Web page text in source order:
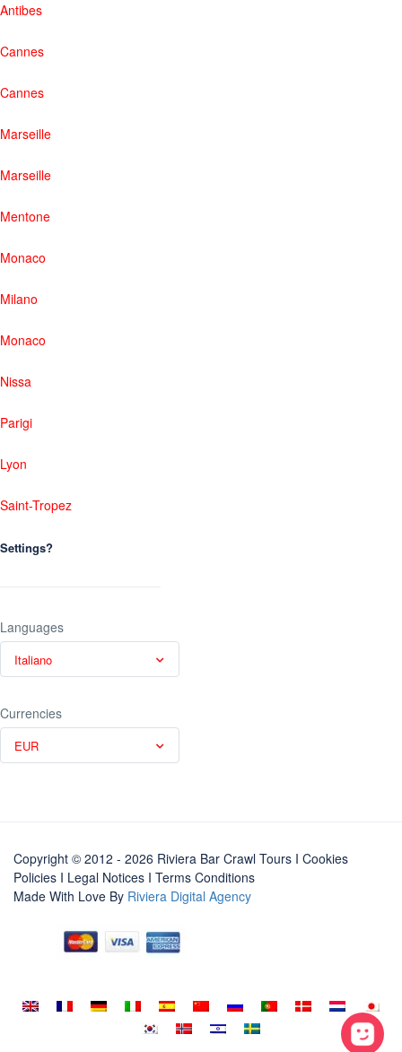
Antibes
Cannes
Cannes
Marseille
Marseille
Mentone
Monaco
Milano
Monaco
Nissa
Parigi
Lyon
Saint-Tropez
Settings?
Languages
Italiano
Currencies
EUR
Copyright © 2012 - 2026 Riviera Bar Crawl Tours I Cookies
Policies I Legal Notices I Terms Conditions
Made With Love By Riviera Digital Agency